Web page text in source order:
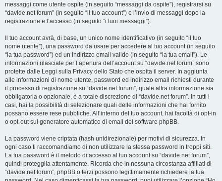
messaggi come utente ospite (in seguito “messaggi da ospite”), registrarsi su
“davide.net forum” (in seguito “il tuo account”) e l’invio di messaggi dopo la
registrazione e l’accesso (in seguito “i tuoi messaggi”).
Il tuo account avrà, di base, un unico nome identificativo (in seguito “il tuo
nome utente”), una password da usare per accedere al tuo account (in seguito
“la tua password”) ed un indirizzo email valido (in seguito “la tua email”). Le
informazioni rilasciate per l’apertura dell’account su “davide.net forum” sono
protette dalle Leggi sulla Privacy dello Stato che ospita il server. In aggiunta
alle informazioni di nome utente, password ed indirizzo email richiesti durante
il processo di registrazione su “davide.net forum”, quale altra informazione sia
obbligatoria o opzionale, è a totale discrezione di “davide.net forum”. In tutti i
casi, hai la possibilità di selezionare quali delle informazioni che hai fornito
possano essere rese pubbliche. All’interno del tuo account, hai facoltà di opt-in
o opt-out sul generatore automatico di email del software phpBB.
La password viene criptata (hash unidirezionale) per motivi di sicurezza. In
ogni caso ti raccomandiamo di non utilizzare la stessa password in troppi siti.
La tua password è il metodo di accesso al tuo account su “davide.net forum”,
quindi proteggila attentamente. Ricorda che in nessuna circostanza affiliati di
“davide.net forum”, phpBB o terzi possono legittimamente richiedere la tua